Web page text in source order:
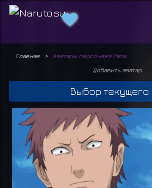
Главная
Аватары персонажа Раса
Добавить аватар
Выбор текущего